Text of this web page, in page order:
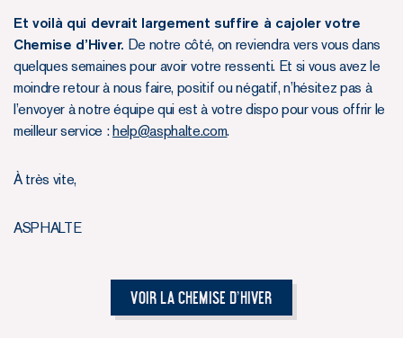
Et voilà qui devrait largement suffire à cajoler votre
Chemise d’Hiver. De notre côté, on reviendra vers vous dans
quelques semaines pour avoir votre ressenti. Et si vous avez le
moindre retour à nous faire, positif ou négatif, n’hésitez pas à
l’envoyer à notre équipe qui est à votre dispo pour vous offrir le
meilleur service :help@asphalte.com.
À très vite,
ASPHALTE
Voir La Chemise d'hiver